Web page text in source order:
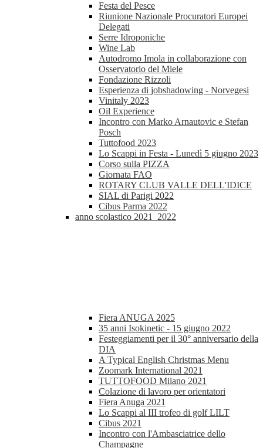
Festa del Pesce
Riunione Nazionale Procuratori Europei
Delegati
Serre Idroponiche
Wine Lab
Autodromo Imola in collaborazione con
Osservatorio del Miele
Fondazione Rizzoli
Esperienza di jobshadowing - Norvegesi
Vinitaly 2023
Oil Experience
Incontro con Marko Arnautovic e Stefan
Posch
Tuttofood 2023
Lo Scappi in Festa - Lunedì 5 giugno 2023
Corso sulla PIZZA
Giornata FAO
ROTARY CLUB VALLE DELL'IDICE
SIAL di Parigi 2022
Cibus Parma 2022
anno scolastico 2021_2022
Fiera ANUGA 2025
35 anni Isokinetic - 15 giugno 2022
Festeggiamenti per il 30° anniversario della
DIA
A Typical English Christmas Menu
Zoomark International 2021
TUTTOFOOD Milano 2021
Colazione di lavoro per orientatori
Fiera Anuga 2021
Lo Scappi al III trofeo di golf LILT
Cibus 2021
Incontro con l'Ambasciatrice dello
Champagne